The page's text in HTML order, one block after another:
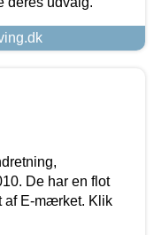
De har en flot
af E-mærket. Klik